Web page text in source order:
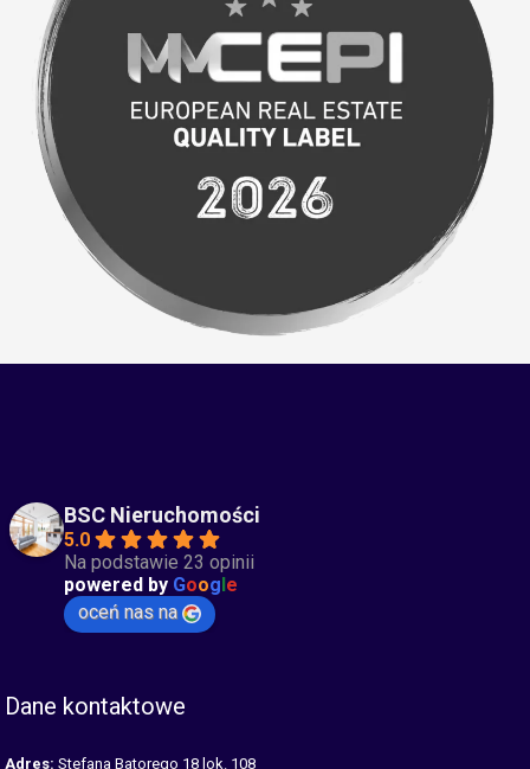
BSC Nieruchomości
5.0
Na podstawie 23 opinii
powered by Google
oceń nas na
Dane kontaktowe
Adres: Stefana Batorego 18 lok. 108